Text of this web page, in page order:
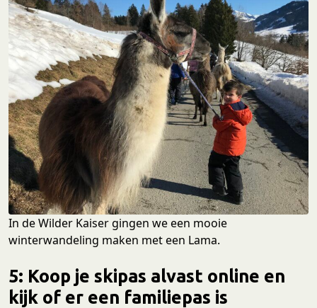
In de Wilder Kaiser gingen we een mooie
winterwandeling maken met een Lama.
5: Koop je skipas alvast online en
kijk of er een familiepas is